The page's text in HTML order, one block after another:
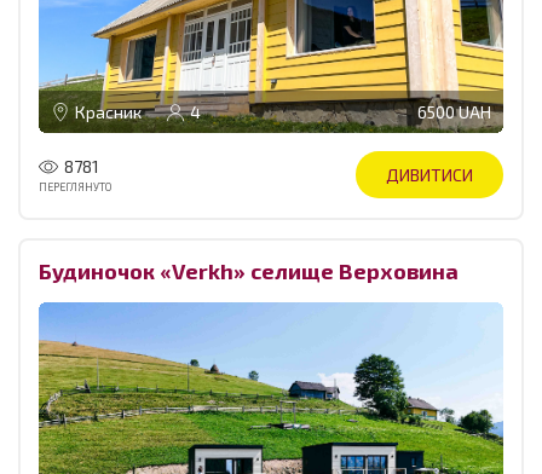
Красник 4 6500 UAH
8781
ПЕРЕГЛЯНУТО
ДИВИТИСИ
Будиночок «Verkh» селище Верховина